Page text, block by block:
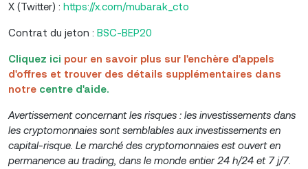
X (Twitter) : https://x.com/mubarak_cto
Contrat du jeton : BSC-BEP20
Cliquez ici pour en savoir plus sur l'enchère d'appels
d'offres et trouver des détails supplémentaires dans
notre centre d'aide.
Avertissement concernant les risques : les investissements dans
les cryptomonnaies sont semblables aux investissements en
capital-risque. Le marché des cryptomonnaies est ouvert en
permanence au trading, dans le monde entier 24 h/24 et 7 j/7.